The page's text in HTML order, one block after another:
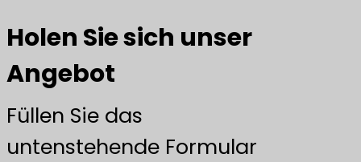
Holen Sie sich unser
Angebot
Füllen Sie das
untenstehende Formular